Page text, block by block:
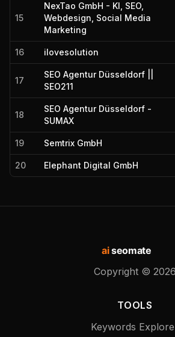
15
NexTao GmbH - KI, SEO,
Webdesign, Social Media
Marketing
16 ilovesolution
17
SEO Agentur Düsseldorf ||
SEO211
18
SEO Agentur Düsseldorf -
SUMAX
19 Semtrix GmbH
20 Elephant Digital GmbH
aiseomate
Copyright © 2026
TOOLS
Keywords